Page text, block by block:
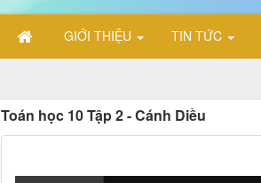
GIỚI THIỆU TIN TỨC
Toán học 10 Tập 2 - Cánh Diều